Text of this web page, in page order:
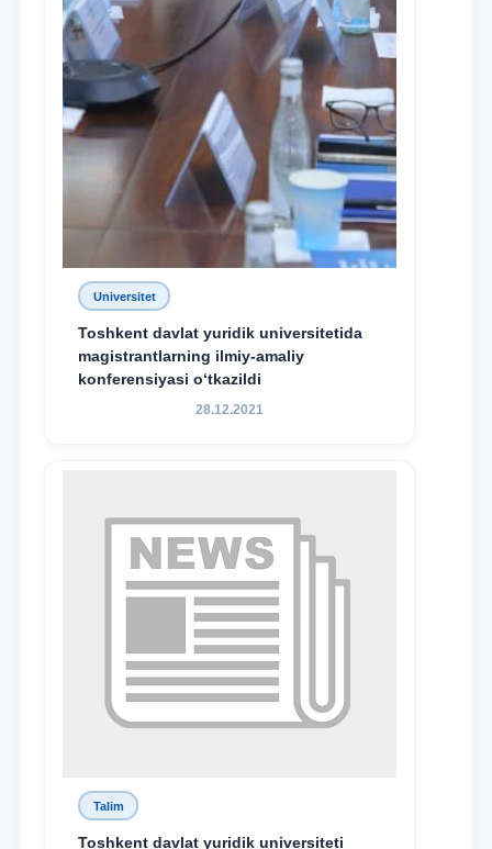
Universitet
Toshkent davlat yuridik universitetida
magistrantlarning ilmiy-amaliy
konferensiyasi o‘tkazildi
28.12.2021
Talim
Toshkent davlat yuridik universiteti